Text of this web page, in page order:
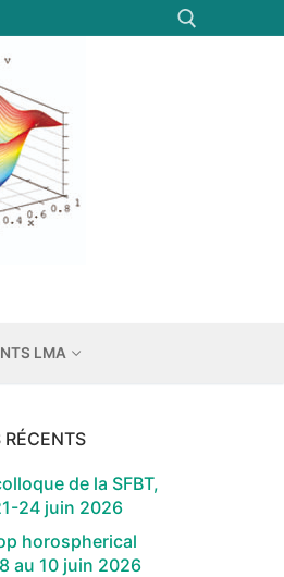
LMA
RÉCENTS
de la SFBT,
24 juin 2026
horospherical
au 10 juin 2026